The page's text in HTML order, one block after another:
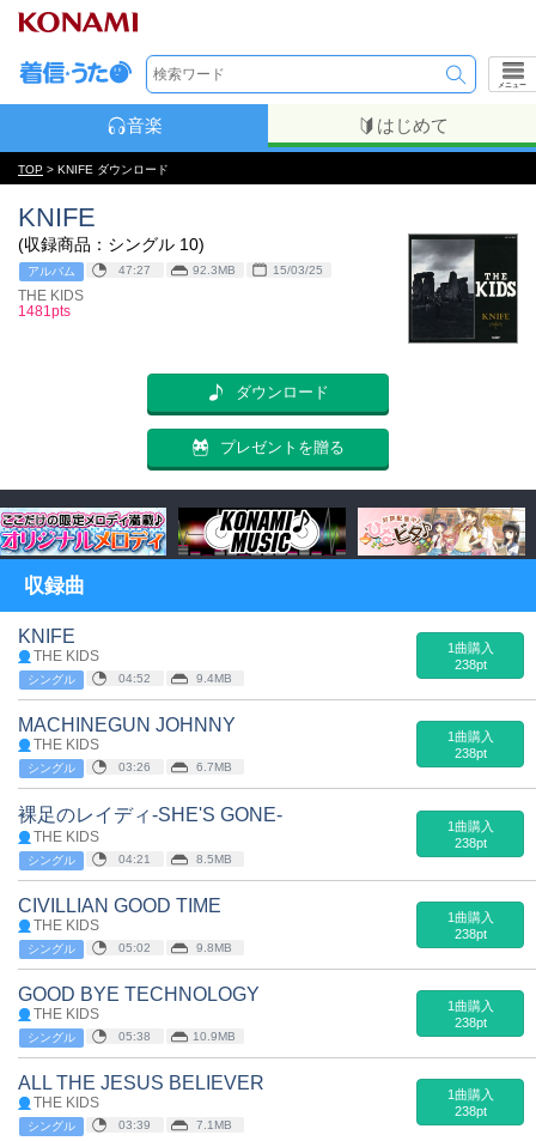
メニュー
音楽 はじめて
TOP > KNIFE ダウンロード
KNIFE
(収録商品：シングル 10)
アルバム 47:27 92.3MB 15/03/25
THE KIDS
1481pts
ダウンロード
プレゼントを贈る
収録曲
KNIFE
THE KIDS
シングル 04:52 9.4MB
1曲購入
238pt
MACHINEGUN JOHNNY
THE KIDS
シングル 03:26 6.7MB
1曲購入
238pt
裸足のレイディ-SHE'S GONE-
THE KIDS
シングル 04:21 8.5MB
1曲購入
238pt
CIVILLIAN GOOD TIME
THE KIDS
シングル 05:02 9.8MB
1曲購入
238pt
GOOD BYE TECHNOLOGY
THE KIDS
シングル 05:38 10.9MB
1曲購入
238pt
ALL THE JESUS BELIEVER
THE KIDS
シングル 03:39 7.1MB
1曲購入
238pt